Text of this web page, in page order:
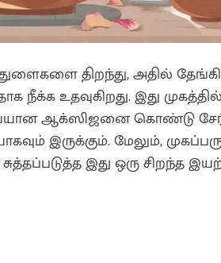
துளைகளை திறந்து, அதில்
நீக்க உதவுகிறது. இது
ஆக்ஸிஜனை கொண்டு
இருக்கும். மேலும்,
இது ஒரு சிறந்த